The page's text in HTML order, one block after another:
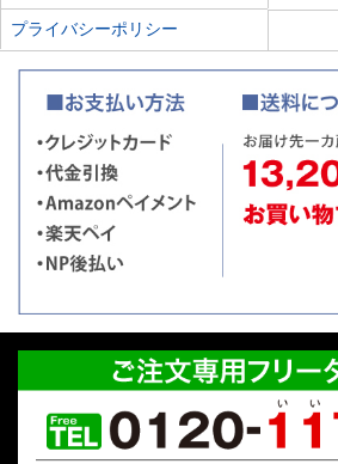
プライバシーポリシー